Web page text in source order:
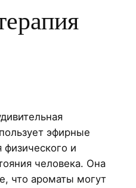
эфирные
и
человека. Она
что ароматы могут